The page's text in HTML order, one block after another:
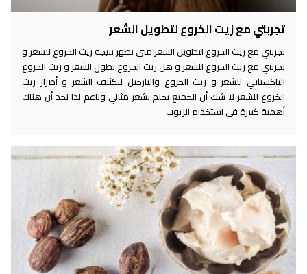
تجربتي مع زيت الخروع لتطويل الشعر
تجربتي مع زيت الخروع لتطويل الشعر متى تظهر نتيجة زيت الخروع للشعر و
تجربتي مع زيت الخروع للشعر و هل زيت الخروع يطول الشعر و زيت الخروع
الباكستاني للشعر و زيت الخروع والنارجيل لتكثيف الشعر و أضرار زيت
الخروع للشعر لا شك أن الجميع يحلم بشعر مثالي وناعم لذا نجد أن هناك
أهمية كبيرة في استخدام الزيوت